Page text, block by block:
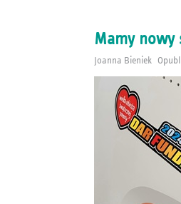
Mamy nowy
Joanna Bieniek